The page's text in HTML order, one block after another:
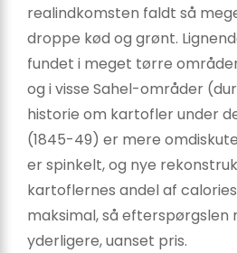
realindkomsten faldt så
droppe kød og grønt.
fundet i meget tørre
og i visse Sahel-områder
historie om kartofler under
(1845-49) er mere
er spinkelt, og nye
kartoflernes andel af
maksimal, så
yderligere, uanset pris.